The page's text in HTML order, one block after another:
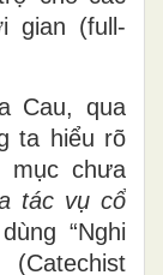
gian (full-
Cau, qua
ta hiểu rõ
mục chưa
tác vụ cổ
“Nghi